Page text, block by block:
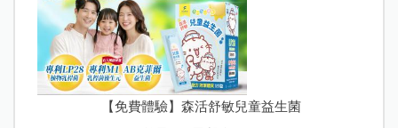
【免費體驗】森活舒敏兒童益生菌